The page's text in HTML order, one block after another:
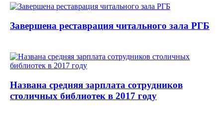
Завершена реставрация читального зала РГБ
Названа средняя зарплата сотрудников
столичных библиотек в 2017 году